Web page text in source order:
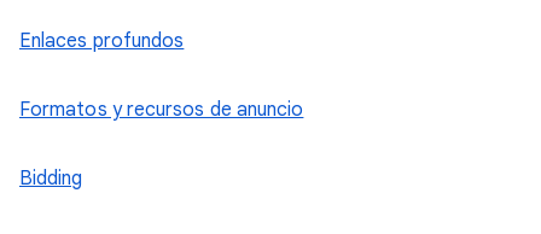
Enlaces profundos
Formatos y recursos de anuncio
Bidding